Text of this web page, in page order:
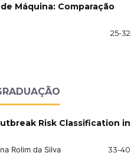
Máquina: Comparação
25-32
Risk Classification in
Rolim da Silva 33-40